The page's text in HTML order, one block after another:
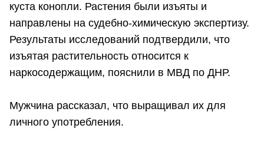
куста конопли. Растения были изъяты и
направлены на судебно-химическую экспертизу.
Результаты исследований подтвердили, что
изъятая растительность относится к
наркосодержащим, пояснили в МВД по ДНР.
Мужчина рассказал, что выращивал их для
личного употребления.